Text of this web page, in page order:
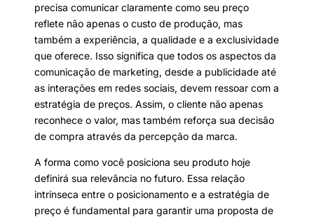
precisa comunicar claramente como seu preço
reflete não apenas o custo de produção, mas
também a experiência, a qualidade e a exclusividade
que oferece. Isso significa que todos os aspectos da
comunicação de marketing, desde a publicidade até
as interações em redes sociais, devem ressoar com a
estratégia de preços. Assim, o cliente não apenas
reconhece o valor, mas também reforça sua decisão
de compra através da percepção da marca.
A forma como você posiciona seu produto hoje
definirá sua relevância no futuro. Essa relação
intrínseca entre o posicionamento e a estratégia de
preço é fundamental para garantir uma proposta de